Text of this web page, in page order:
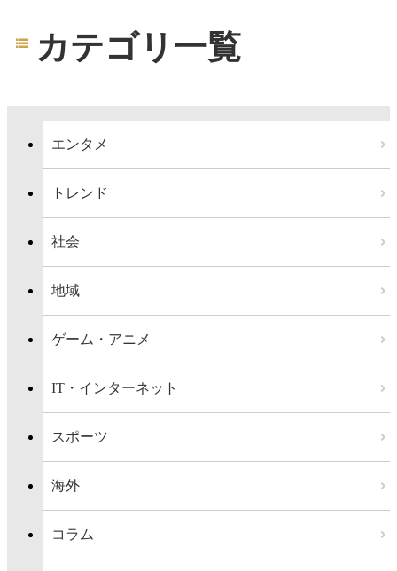
カテゴリ一覧
エンタメ
トレンド
社会
地域
ゲーム・アニメ
IT・インターネット
スポーツ
海外
コラム